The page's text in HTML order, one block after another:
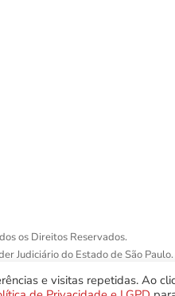
os Direitos Reservados.
Judiciário do Estado de São Paulo.
e visitas repetidas. Ao